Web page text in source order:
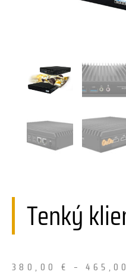
Tenký
380,00 € –